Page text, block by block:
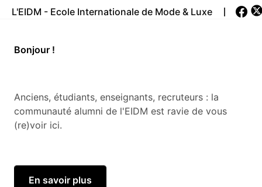
L'EIDM - Ecole Internationale de Mode & Luxe
Bonjour !
Anciens, étudiants, enseignants, recruteurs : la
communauté alumni de l'EIDM est ravie de vous
(re)voir ici.
En savoir plus